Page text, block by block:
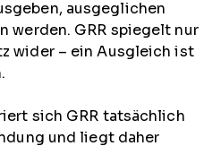
ausgeglichen
werden. GRR spiegelt nur
wider – ein Ausgleich ist
sich GRR tatsächlich
und liegt daher